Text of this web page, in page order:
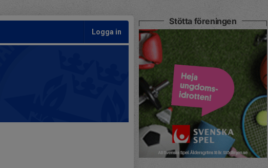
Logga in
Stötta föreningen